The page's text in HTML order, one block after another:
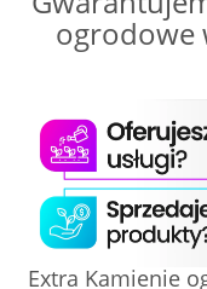
ogrodowe
Extra Kamienie